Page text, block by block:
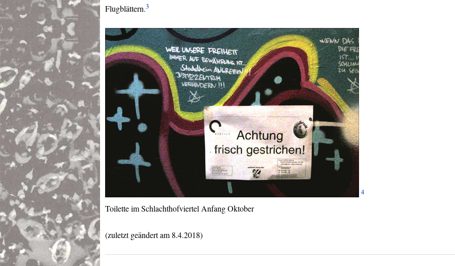
Flugblättern.3
4
Toilette im Schlachthofviertel Anfang Oktober
(zuletzt geändert am 8.4.2018)